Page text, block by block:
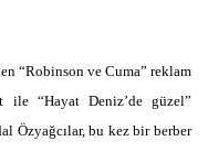
“Robinson ve Cuma” reklam
ile “Hayat Deniz’de güzel”
Özyağcılar, bu kez bir berber